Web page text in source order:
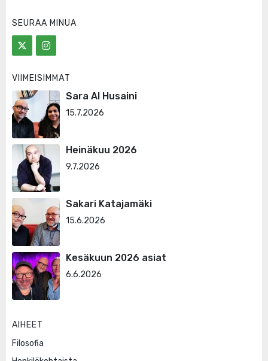
SEURAA MINUA
VIIMEISIMMÄT
Sara Al Husaini
15.7.2026
Heinäkuu 2026
9.7.2026
Sakari Katajamäki
15.6.2026
Kesäkuun 2026 asiat
6.6.2026
AIHEET
Filosofia